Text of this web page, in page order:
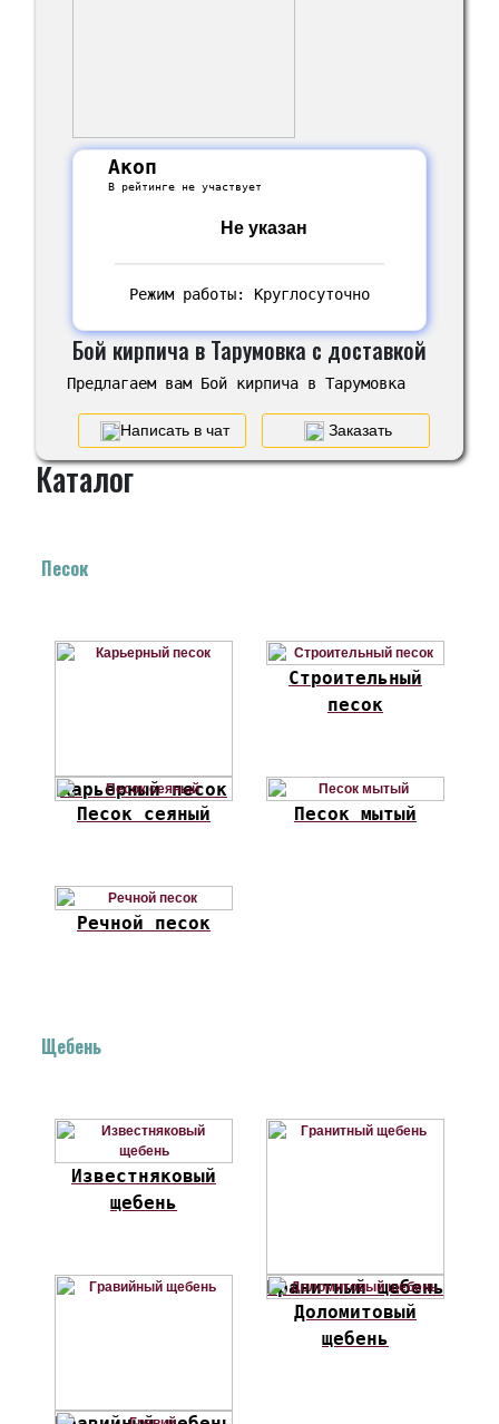
Акоп
В рейтинге не участвует
Не указан
Режим работы: Круглосуточно
Бой кирпича в Тарумовка с доставкой
Предлагаем вам Бой кирпича в Тарумовка
Написать в чат Заказать
Каталог
Песок
Карьерный песок
Строительный
песок
Песок сеяный Песок мытый
Речной песок
Щебень
Известняковый
щебень
Гранитный щебень
Доломитовый
щебень